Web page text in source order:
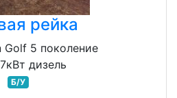
рейка
Golf 5 поколение
дизель
Б/У